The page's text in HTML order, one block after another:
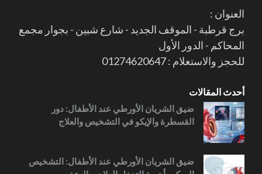
العنوان :
برج قرطبة - الموقف الجديد - شارع شبين - بجوار مجمع
المحاكم - الدور الأول
للحجز والاستعلام : 01274620647
أحدث المقالات
ضيق الشريان الأورطي عند الأطفال: دور
القسطرة والإيكو في التشخيص والعلاج
ضيق الشريان الأورطي عند الأطفال: التشخيص